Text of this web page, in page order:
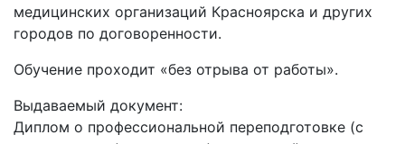
медицинских организаций Красноярска и других
городов по договоренности.
Обучение проходит «без отрыва от работы».
Выдаваемый документ:
Диплом о профессиональной переподготовке (с